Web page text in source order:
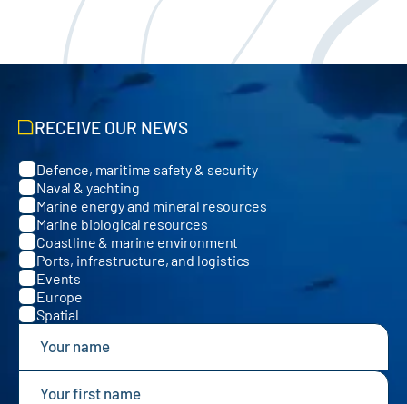
RECEIVE OUR NEWS
Categories
Defence, maritime safety & security
Naval & yachting
Marine energy and mineral resources
Marine biological resources
Coastline & marine environment
Ports, infrastructure, and logistics
Events
Europe
Spatial